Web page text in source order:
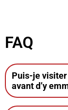
FAQ
Puis-je visiter
avant d’y